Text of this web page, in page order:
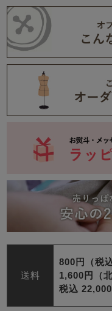
送料
800円（税
1,600円（
税込